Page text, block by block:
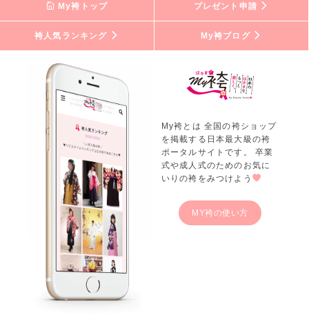
My袴トップ プレゼント申請
袴人気ランキング My袴ブログ
My袴とは 全国の袴ショップ
を掲載する日本最大級の袴
ポータルサイトです。 卒業
式や成人式のためのお気に
いりの袴をみつけよう
MY袴の使い方